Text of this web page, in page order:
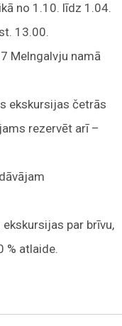
no 1.10. līdz 1.04.
13.00.
Melngalvju namā
ekskursijas četrās
rezervēt arī –
par brīvu,
% atlaide.